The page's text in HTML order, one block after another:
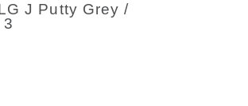
J Putty Grey /